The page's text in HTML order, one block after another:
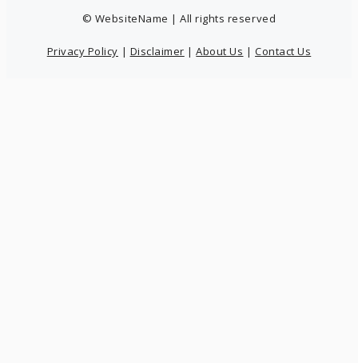
© WebsiteName | All rights reserved
Privacy Policy | Disclaimer |About Us |Contact Us